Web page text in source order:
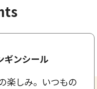
ギンシール
楽しみ。いつもの